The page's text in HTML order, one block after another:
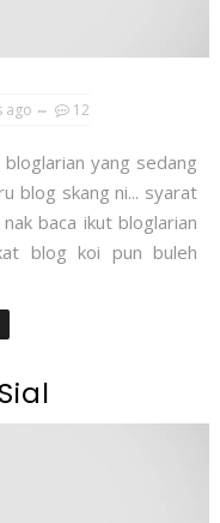
ago 12
yang sedang
blog skang ni... syarat
baca ikut bloglarian
blog koi pun buleh